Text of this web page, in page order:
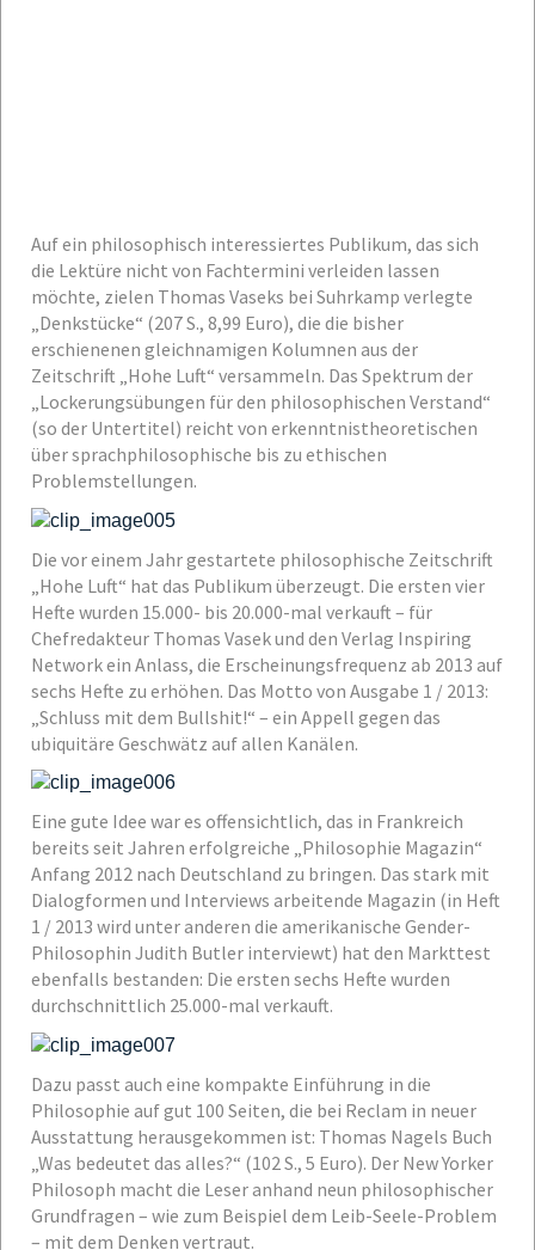
Auf ein philosophisch interessiertes Publikum, das sich
die Lektüre nicht von Fachtermini verleiden lassen
möchte, zielen Thomas Vaseks bei Suhrkamp verlegte
„Denkstücke“ (207 S., 8,99 Euro), die die bisher
erschienenen gleichnamigen Kolumnen aus der
Zeitschrift „Hohe Luft“ versammeln. Das Spektrum der
„Lockerungsübungen für den philosophischen Verstand“
(so der Unter­titel) reicht von erkenntnistheoretischen
über sprachphilosophische bis zu ethischen
Problemstellungen.
Die vor einem Jahr gestartete philosophische Zeitschrift
„Hohe Luft“ hat das Publikum überzeugt. Die ersten vier
Hefte wurden 15.000- bis 20.000-mal verkauft – für
Chefredakteur Thomas Vasek und den Verlag Inspiring
Network ein Anlass, die Erscheinungsfrequenz ab 2013 auf
sechs Hefte zu erhöhen. Das Motto von Ausgabe 1 / 2013:
„Schluss mit dem Bullshit!“ – ein Appell gegen das
ubiquitäre Geschwätz auf allen Kanälen.
Eine gute Idee war es offensichtlich, das in Frankreich
bereits seit Jahren erfolgreiche „Philosophie Magazin“
Anfang 2012 nach Deutschland zu bringen. Das stark mit
Dialogformen und Interviews arbeitende Magazin (in Heft
1 / 2013 wird unter anderen die amerikanische Gender-
Philosophin Judith Butler interviewt) hat den Markttest
ebenfalls bestanden: Die ersten sechs Hefte wurden
durchschnittlich 25.000-mal verkauft.
Dazu passt auch eine kompakte Einführung in die
Philosophie auf gut 100 Seiten, die bei Reclam in neuer
Ausstattung herausgekommen ist: Thomas Nagels Buch
„Was bedeutet das alles?“ (102 S., 5 Euro). Der New Yorker
Philosoph macht die Leser anhand neun philosophischer
Grundfragen – wie zum Beispiel dem Leib-Seele-Problem
– mit dem Denken vertraut.